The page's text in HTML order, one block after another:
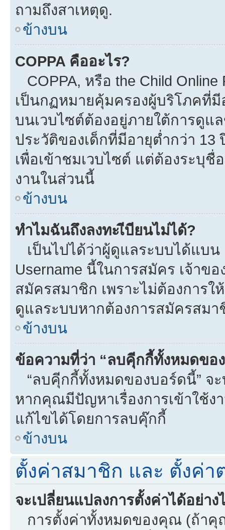
ถามถึงสาเหตุดู.
ข้างบน
COPPA คืออะไร?
COPPA, หรือ the Child Online
เป็นกฏหมายคุ้มครองผู้บริโภคที่มี
บนเวบไซต์ต้องอยู่ภายใต้การดูแ
ประวัติของเด็กที่มีอายุต่ำกว่า
เพื่อเข้าชมเวบไซต์ แต่ต้องระบุชื่
งานในส่วนนี้
ข้างบน
ทำไมฉันถึงลงทะเีบียนไม่ได้?
เป็นไปได้ว่าผู้ดูแลระบบได้แบน
Username นี้ในการสมัคร เจ้าข
สมัครสมาชิก เพราะไม่ต้องการ
ดูแลระบบหากต้องการสมัครสมา
ข้างบน
ข้อความที่ว่า “ลบคุีกกี้ทั้งหมดขอ
“ลบคุีกกี้ทั้งหมดของบอร์ดนี้” จ
หากคุณมีปัญหาเรื่องการเข้าใช้ง
แก้ไขได้โดยการลบคุ๊กกี้
ข้างบน
ตั้งค่าสมาชิก และ ตั้งค่า
จะเปลี่ยนแปลงการตั้งค่าได้อย่าง
การตั้งค่าทั้งหมดของคุณ (ถ้าคุ